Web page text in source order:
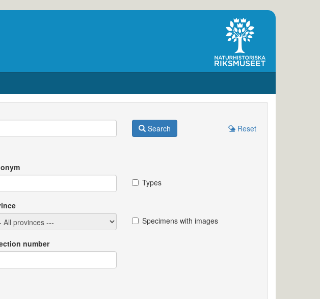
Search
Reset
Types
Specimens with images
number